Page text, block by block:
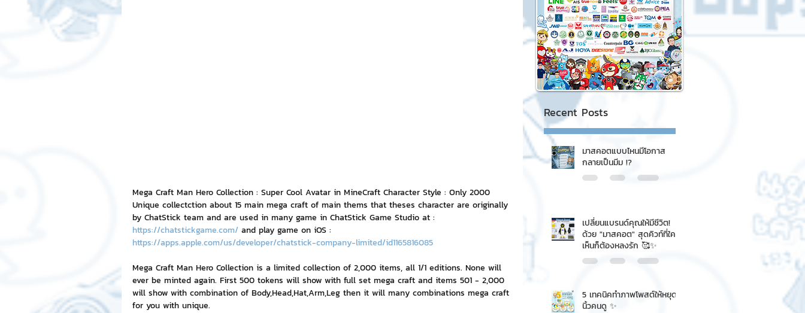
Chat Bot เวบไซต์ รวมบริการ Event Sticker
Sponsored Sticker มาสคอต สติกเกอร์ไลน์ 3D
มาสคอต 3D
Mega Craft Man Hero Collection : Super Cool Avatar in MineCraft Character Style : Only 2000
Unique collectction about 15 main mega craft of main thems that theses character are originally
by ChatStick team and are used in many game in ChatStick Game Studio at :
https://chatstickgame.com/ and play game on iOS :
https://apps.apple.com/us/developer/chatstick-company-limited/id1165816085
Mega Craft Man Hero Collection is a limited collection of 2,000 items, all 1/1 editions. None will
ever be minted again. First 500 tokens will show with full set mega craft and items 501 - 2,000
will show with combination of Body,Head,Hat,Arm,Leg then it will many combinations mega craft
for you with unique.
Recent Posts
มาสคอตแบบไหนมีโอกาส
กลายเป็นมีม !?
เปลี่ยนแบรนด์คุณให้มีชีวิต!
ด้วย "มาสคอต" สุดคิวท์ที่ใคร
เห็นก็ต้องหลงรัก 🥰✨
5 เทคนิคทำภาพโพสต์ให้หยุด
นิ้วคนดู ✨